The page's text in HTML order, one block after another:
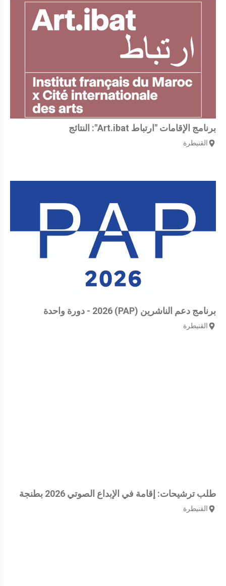
برنامج الإقامات "ارتباط Art.ibat": النتائج
القنيطرة
برنامج دعم الناشرين (PAP) 2026 - دورة واحدة
القنيطرة
طلب ترشيحات: إقامة في الإبداع الصوتي 2026 بطنجة
القنيطرة